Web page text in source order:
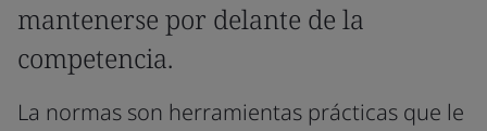
mantenerse por delante de la
competencia.
La normas son herramientas prácticas que le